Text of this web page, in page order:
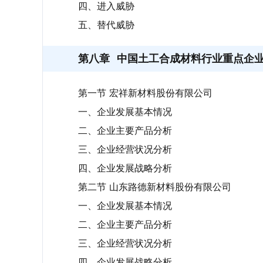
四、进入威胁
五、替代威胁
第八章 中国土工合成材料行业重点企
第一节 宏祥新材料股份有限公司
一、企业发展基本情况
二、企业主要产品分析
三、企业经营状况分析
四、企业发展战略分析
第二节 山东路德新材料股份有限公司
一、企业发展基本情况
二、企业主要产品分析
三、企业经营状况分析